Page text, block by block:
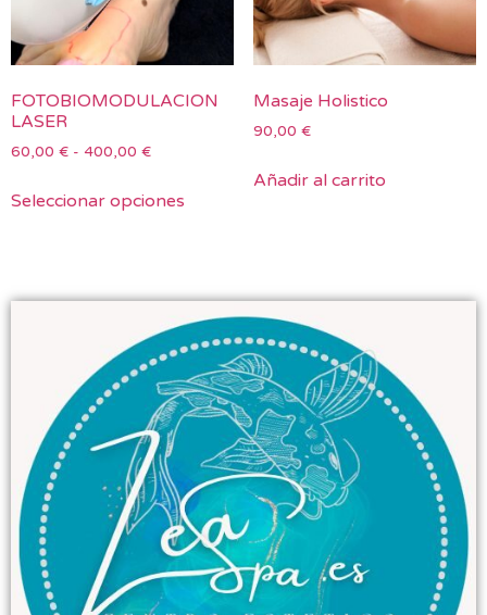
FOTOBIOMODULACION
LASER
60,00 € - 400,00 €
Seleccionar opciones
Masaje Holistico
90,00 €
Añadir al carrito